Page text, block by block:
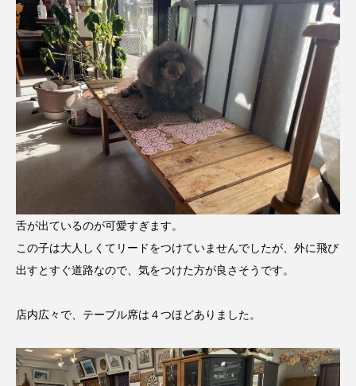
舌が出ているのが可愛すぎます。
この子は大人しくてリードをつけていませんでしたが、外に飛び
出すとすぐ道路なので、気をつけた方が良さそうです。
店内広々で、テーブル席は４つほどありました。